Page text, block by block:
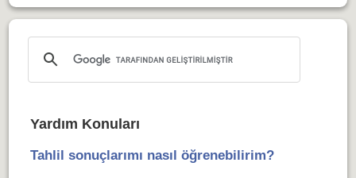
Yardım Konuları
Tahlil sonuçlarımı nasıl öğrenebilirim?